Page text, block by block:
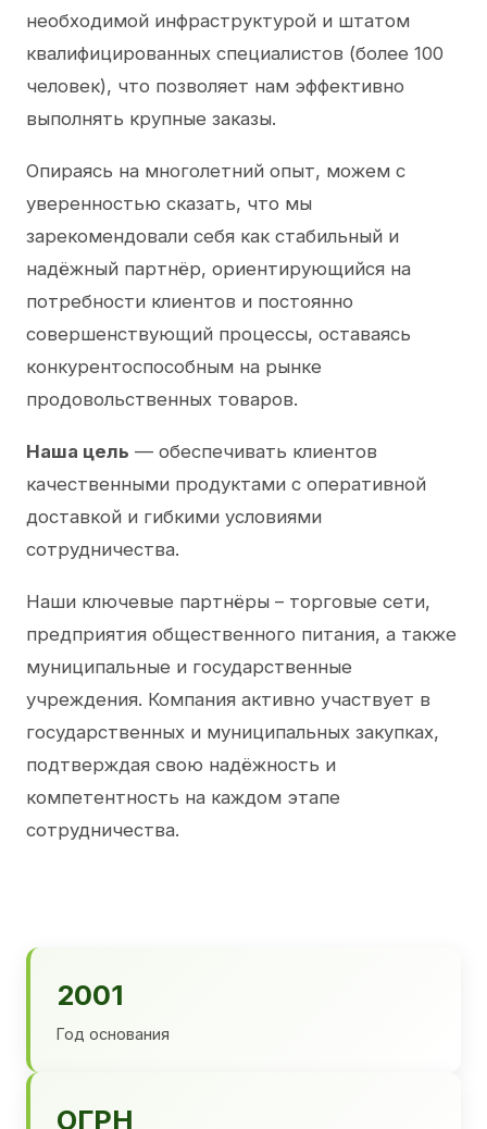
необходимой инфраструктурой и штатом
квалифицированных специалистов (более 100
человек), что позволяет нам эффективно
выполнять крупные заказы.
Опираясь на многолетний опыт, можем с
уверенностью сказать, что мы
зарекомендовали себя как стабильный и
надёжный партнёр, ориентирующийся на
потребности клиентов и постоянно
совершенствующий процессы, оставаясь
конкурентоспособным на рынке
продовольственных товаров.
Наша цель — обеспечивать клиентов
качественными продуктами с оперативной
доставкой и гибкими условиями
сотрудничества.
Наши ключевые партнёры – торговые сети,
предприятия общественного питания, а также
муниципальные и государственные
учреждения. Компания активно участвует в
государственных и муниципальных закупках,
подтверждая свою надёжность и
компетентность на каждом этапе
сотрудничества.
2001
Год основания
ОГРН